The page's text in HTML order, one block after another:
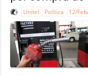
Unitel Política 12/